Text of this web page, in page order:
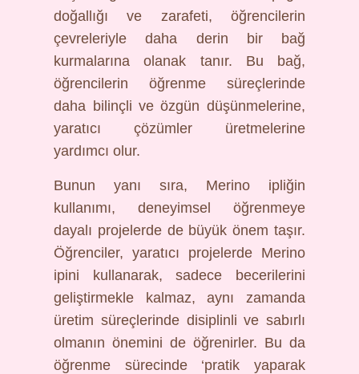
doğallığı ve zarafeti, öğrencilerin
çevreleriyle daha derin bir bağ
kurmalarına olanak tanır. Bu bağ,
öğrencilerin öğrenme süreçlerinde
daha bilinçli ve özgün düşünmelerine,
yaratıcı çözümler üretmelerine
yardımcı olur.
Bunun yanı sıra, Merino ipliğin
kullanımı, deneyimsel öğrenmeye
dayalı projelerde de büyük önem taşır.
Öğrenciler, yaratıcı projelerde Merino
ipini kullanarak, sadece becerilerini
geliştirmekle kalmaz, aynı zamanda
üretim süreçlerinde disiplinli ve sabırlı
olmanın önemini de öğrenirler. Bu da
öğrenme sürecinde ‘pratik yaparak